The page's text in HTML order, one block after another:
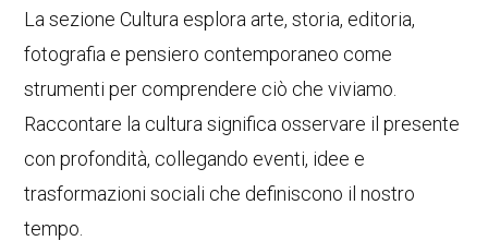
La sezione Cultura esplora arte, storia, editoria,
fotografia e pensiero contemporaneo come
strumenti per comprendere ciò che viviamo.
Raccontare la cultura significa osservare il presente
con profondità, collegando eventi, idee e
trasformazioni sociali che definiscono il nostro
tempo.